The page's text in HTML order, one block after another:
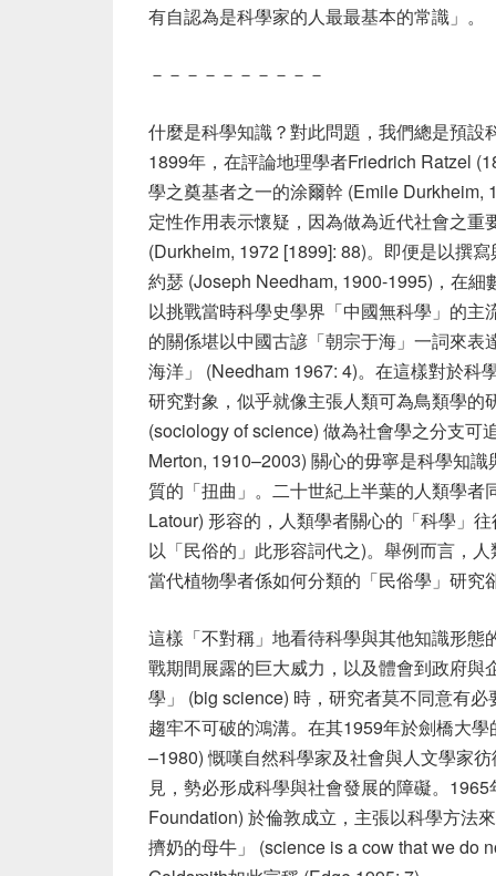
有自認為是科學家的人最最基本的常識」。
－－－－－－－－－－
什麼是科學知識？對此問題，我們總是預
1899年，在評論地理學者Friedrich Ratzel
學之奠基者之一的涂爾幹 (Emile
定性作用表示懷疑，因為做為近代社會之
(Durkheim, 1972 [1899]: 88)。即便是以撰
約瑟 (Joseph Needham, 1900-1995)，在
以挑戰當時科學史學界「中國無科學」的
的關係堪以中國古諺「朝宗于海」一詞來
海洋」 (Needham 1967: 4)。在這樣對於科
研究對象，似乎就像主張人類可為鳥類學
(sociology of science) 做為社會學之分支可
Merton, 1910–2003) 關心的毋寧是科學知
質的「扭曲」。二十世紀上半葉的人類學
Latour) 形容的，人類學者關心的「科學」
以「民俗的」此形容詞代之)。舉例而言，
當代植物學者係如何分類的「民俗學」研究
這樣「不對稱」地看待科學與其他知識形
戰期間展露的巨大威力，以及體會到政府
學」 (big science) 時，研究者莫不同意有
趨牢不可破的鴻溝。在其1959年於劍橋大
–1980) 慨嘆自然科學家及社會與人文學家
見，勢必形成科學與社會發展的障礙。
Foundation) 於倫敦成立，主張以科學方法
擠奶的母牛」 (science is a cow that we do